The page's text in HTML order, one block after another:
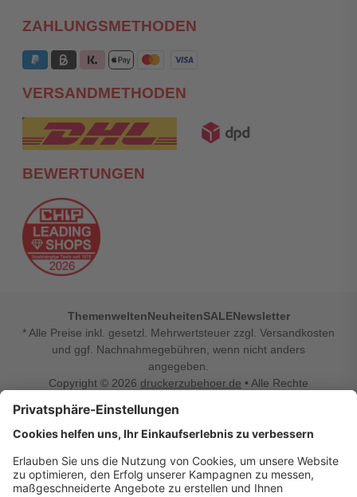
ZAHLUNGSMETHODEN
VERSANDMETHODEN
BEWERTUNGEN
ThemenweltenNeuheitenSALENewsletter
* Alle Preise inkl. gesetzl. Mehrwertsteuer zzgl. Versandkosten
und ggf. Nachnahmegebühren, wenn nicht anders
angegeben.
Copyright © 2026 druckerzubehoer.de • Alle Rechte
Vertrag widerrufen
Druckerzubehoer.de – preiswerte Qualität für Ihr Office
Sie sind auf der Suche nach dem passenden Druckerzubehör
oder Zubehör für das Büro, den Computer oder Ihr
Smartphone? Dann sind Sie bei Druckerzubehoer.de genau